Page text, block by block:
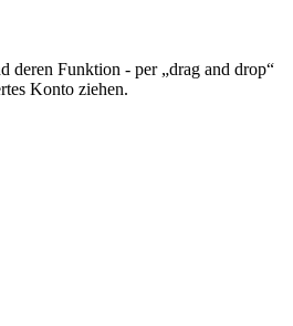
deren Funktion - per „drag and drop“
Konto ziehen.